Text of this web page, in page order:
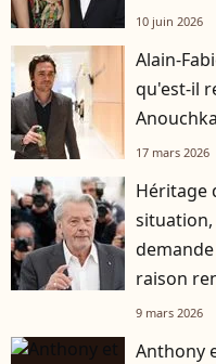
10 juin 2026
Alain-
qu'est-il
17 mars 2026
Héritage
situation,
raison
9 mars 2026
Anthony